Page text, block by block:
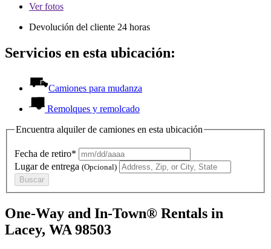
Verfotos
Devolución del cliente 24 horas
Servicios en esta ubicación:
Camiones para mudanza
Remolques y remolcado
Encuentra alquiler de camiones en esta ubicación
Fecha de retiro*
Lugar de entrega (Opcional)
Buscar
One-Way and In-Town® Rentals in
Lacey, WA 98503